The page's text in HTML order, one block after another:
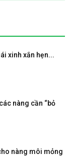
xinh xắn hẹn...
nàng cần “bỏ
nàng môi mỏng